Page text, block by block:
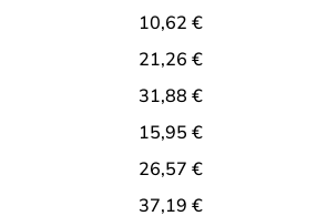
10,62 €
21,26 €
31,88 €
15,95 €
26,57 €
37,19 €